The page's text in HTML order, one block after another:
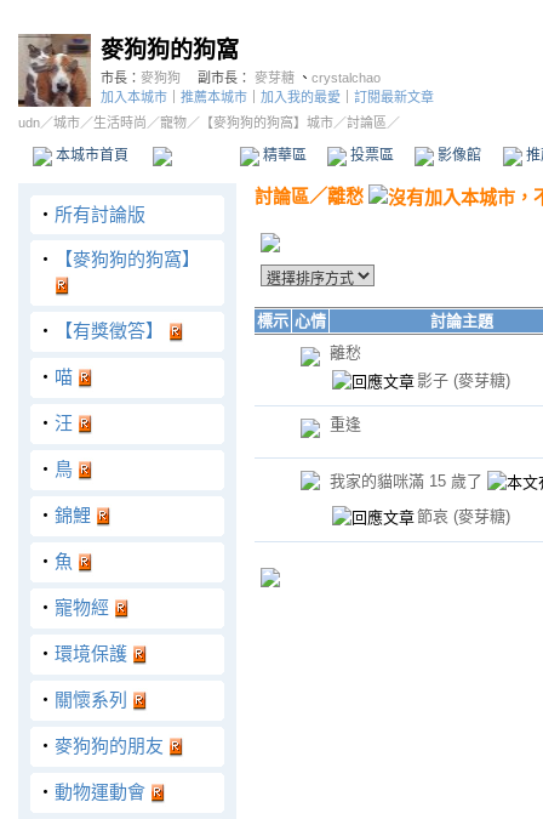
麥狗狗的狗窩
市長： 麥狗狗 副市長： 麥芽糖 、 crystalchao
加入本城市
推薦本城市 加入我的最愛
訂閱最新文章
udn／城市／生活時尚 ／寵物／ 【麥狗狗的狗窩】城市／討論區／
本城市首頁 精華區 投票區 影像館
‧ 所有討論版
‧ 【麥狗狗的狗窩】
‧ 【有獎徵答】
‧ 喵
‧ 汪
‧ 鳥
‧ 錦鯉
‧ 魚
‧ 寵物經
‧ 環境保護
‧ 關懷系列
‧ 麥狗狗的朋友
‧ 動物運動會
討論區／離愁
標示 心情
討論主題
離愁
影子 (麥芽糖)
重逢
我家的貓咪滿 15 歲了
節哀 (麥芽糖)